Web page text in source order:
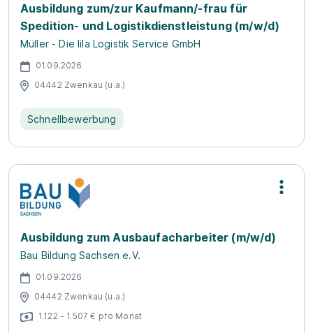
Ausbildung zum/zur Kaufmann/-frau für
Spedition- und Logistikdienstleistung (m/w/d)
Müller - Die lila Logistik Service GmbH
01.09.2026
04442 Zwenkau (u.a.)
Schnellbewerbung
Ausbildung zum Ausbaufacharbeiter (m/w/d)
Bau Bildung Sachsen e.V.
01.09.2026
04442 Zwenkau (u.a.)
1.122 - 1.507 € pro Monat